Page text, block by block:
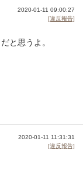
2020-01-11 09:00:27
[違反報告]
と思うよ。
2020-01-11 11:31:31
[違反報告]